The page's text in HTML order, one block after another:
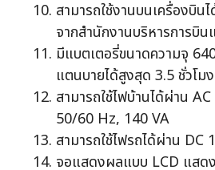
สามารถใช้งานบนเครื่องบิน
จากสำนักงานบริหารการบิ
มีแบตเตอรี่ขนาดความจุ
แตนบายได้สูงสุด 3.5 ชั่วโมง
สามารถใช้ไฟบ้านได้ผ่าน
50/60 Hz, 140 VA
สามารถใช้ไฟรถได้ผ่าน
จอแสดงผลแบบ LCD แสด